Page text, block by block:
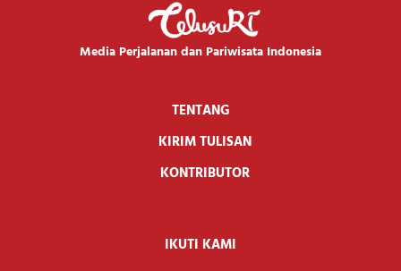
Media Perjalanan dan Pariwisata Indonesia
TENTANG
KIRIM TULISAN
KONTRIBUTOR
IKUTI KAMI